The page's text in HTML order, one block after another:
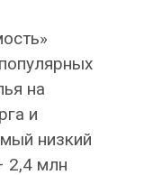
на
и
низкий
2,4 млн